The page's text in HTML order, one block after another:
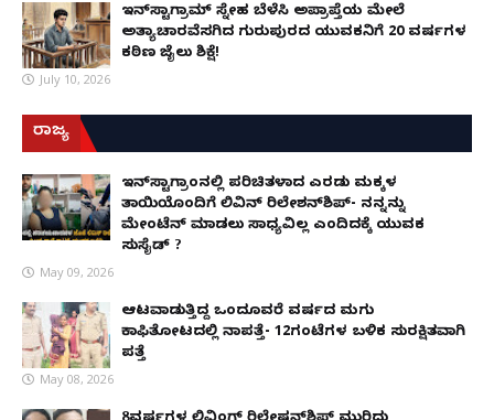
ಇನ್‌ಸ್ಟಾಗ್ರಾಮ್ ಸ್ನೇಹ ಬೆಳೆಸಿ ಅಪ್ರಾಪ್ತೆಯ ಮೇಲೆ
ಅತ್ಯಾಚಾರವೆಸಗಿದ ಗುರುಪುರದ ಯುವಕನಿಗೆ 20 ವರ್ಷಗಳ
ಕಠಿಣ ಜೈಲು ಶಿಕ್ಷೆ!
July 10, 2026
ರಾಜ್ಯ
ಇನ್​ಸ್ಟಾಗ್ರಾಂನಲ್ಲಿ ಪರಿಚಿತಳಾದ ಎರಡು ಮಕ್ಕಳ
ತಾಯಿಯೊಂದಿಗೆ ಲಿವಿನ್ ರಿಲೇಶನ್​ಶಿಪ್- ನನ್ನನ್ನು
ಮೇಂಟೆನ್ ಮಾಡಲು ಸಾಧ್ಯವಿಲ್ಲ ಎಂದಿದಕ್ಕೆ ಯುವಕ
ಸುಸೈಡ್ ?
May 09, 2026
ಆಟವಾಡುತ್ತಿದ್ದ ಒಂದೂವರೆ ವರ್ಷದ ಮಗು
ಕಾಫಿತೋಟದಲ್ಲಿ ನಾಪತ್ತೆ- 12ಗಂಟೆಗಳ ಬಳಿಕ ಸುರಕ್ಷಿತವಾಗಿ
ಪತ್ತೆ
May 08, 2026